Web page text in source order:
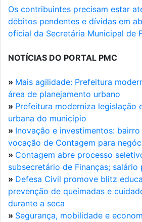
Os contribuintes precisam estar
débitos pendentes e dívidas em
oficial da Secretária Municipal de
NOTÍCIAS DO PORTAL PMC
» Mais agilidade: Prefeitura
área de planejamento urbano
» Prefeitura moderniza legislação
urbana do município
» Inovação e investimentos:
vocação de Contagem para
» Contagem abre processo
subsecretário de Finanças; salário
» Defesa Civil promove blitz
prevenção de queimadas e
durante a seca
» Segurança, mobilidade e